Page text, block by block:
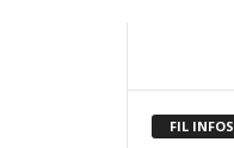
FIL INFOS